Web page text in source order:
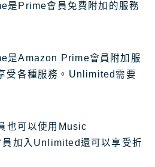
是Prime會員免費附加的服務
是Amazon Prime會員附加服
受各種服務。Unlimited需要
也可以使用Music
加入Unlimited還可以享受折